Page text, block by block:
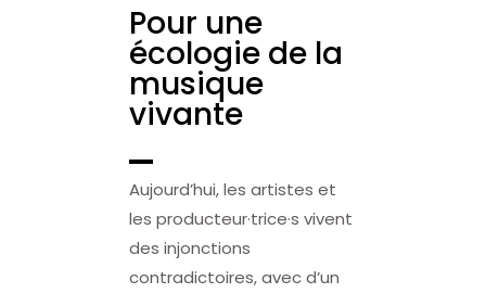
Pour une
écologie de la
musique
vivante
Aujourd’hui, les artistes et
les producteur·trice·s vivent
des injonctions
contradictoires, avec d’un